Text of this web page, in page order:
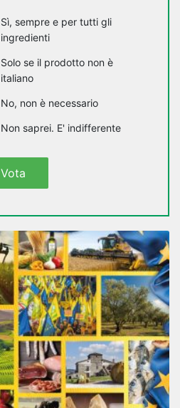
Sì, sempre e per tutti gli
ingredienti
Solo se il prodotto non è
italiano
No, non è necessario
Non saprei. E' indifferente
Vota